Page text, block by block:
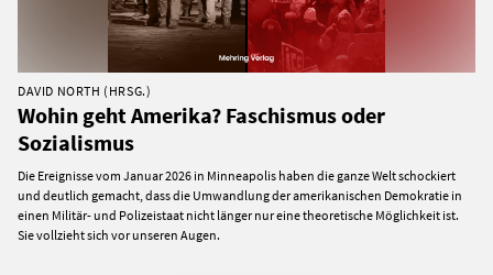
DAVID NORTH (HRSG.)
Wohin geht Amerika? Faschismus oder
Sozialismus
Die Ereignisse vom Januar 2026 in Minneapolis haben die ganze Welt schockiert
und deutlich gemacht, dass die Umwandlung der amerikanischen Demokratie in
einen Militär- und Polizeistaat nicht länger nur eine theoretische Möglichkeit ist.
Sie vollzieht sich vor unseren Augen.